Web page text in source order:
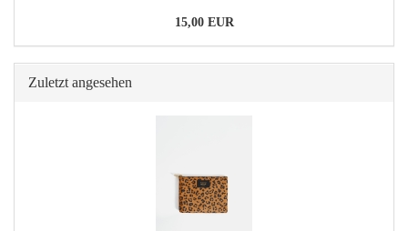
15,00 EUR
Zuletzt angesehen